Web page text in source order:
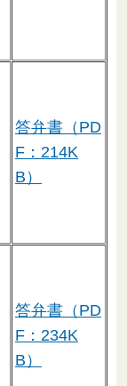
答弁書（PD
F：214K
B）
答弁書（PD
F：234K
B）